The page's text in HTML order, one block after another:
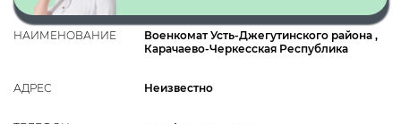
НАИМЕНОВАНИЕ
Военкомат Усть-Джегутинского района ,
Карачаево-Черкесская Республика
АДРЕС Неизвестно